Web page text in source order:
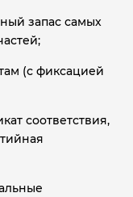
запас самых
(с фиксацией
соответствия,